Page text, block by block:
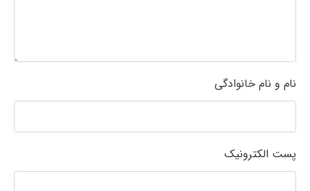
نام و نام خانوادگی
پست الکترونیک